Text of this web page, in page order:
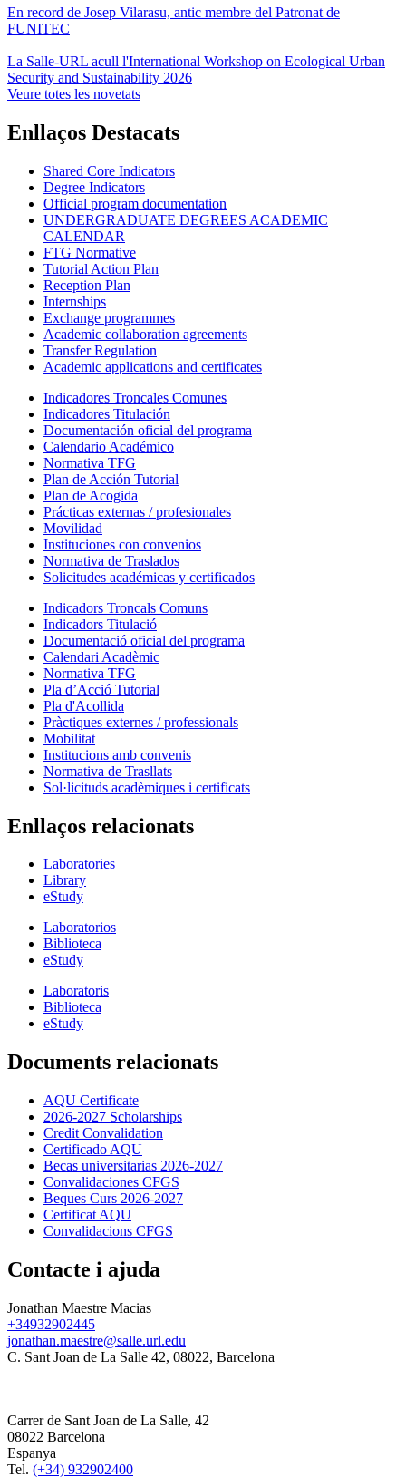
En record de Josep Vilarasu, antic membre del Patronat de
FUNITEC
La Salle-URL acull l'International Workshop on Ecological Urban
Security and Sustainability 2026
Veure totes les novetats
Enllaços Destacats
Shared Core Indicators
Degree Indicators
Official program documentation
UNDERGRADUATE DEGREES ACADEMIC
CALENDAR
FTG Normative
Tutorial Action Plan
Reception Plan
Internships
Exchange programmes
Academic collaboration agreements
Transfer Regulation
Academic applications and certificates
Indicadores Troncales Comunes
Indicadores Titulación
Documentación oficial del programa
Calendario Académico
Normativa TFG
Plan de Acción Tutorial
Plan de Acogida
Prácticas externas / profesionales
Movilidad
Instituciones con convenios
Normativa de Traslados
Solicitudes académicas y certificados
Indicadors Troncals Comuns
Indicadors Titulació
Documentació oficial del programa
Calendari Acadèmic
Normativa TFG
Pla d’Acció Tutorial
Pla d'Acollida
Pràctiques externes / professionals
Mobilitat
Institucions amb convenis
Normativa de Trasllats
Sol·licituds acadèmiques i certificats
Enllaços relacionats
Laboratories
Library
eStudy
Laboratorios
Biblioteca
eStudy
Laboratoris
Biblioteca
eStudy
Documents relacionats
AQU Certificate
2026-2027 Scholarships
Credit Convalidation
Certificado AQU
Becas universitarias 2026-2027
Convalidaciones CFGS
Beques Curs 2026-2027
Certificat AQU
Convalidacions CFGS
Contacte i ajuda
Jonathan Maestre Macias
+34932902445
jonathan.maestre@salle.url.edu
C. Sant Joan de La Salle 42, 08022, Barcelona
Carrer de Sant Joan de La Salle, 42
08022 Barcelona
Espanya
Tel. (+34) 932902400